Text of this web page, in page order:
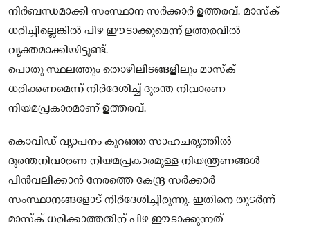
നിര്‍ബന്ധമാക്കി സംസ്ഥാന സര്‍ക്കാര്‍ ഉത്തരവ്. മാസ്‌ക്
ധരിച്ചില്ലെങ്കില്‍ പിഴ ഈടാക്കുമെന്ന് ഉത്തരവില്‍
വ്യക്തമാക്കിയിട്ടുണ്ട്.
പൊതു സ്ഥലത്തും തൊഴിലിടങ്ങളിലും മാസ്‌ക്
ധരിക്കണമെന്ന് നിര്‍ദേശിച്ച് ദുരന്ത നിവാരണ
നിയമപ്രകാരമാണ് ഉത്തരവ്.
കൊവിഡ് വ്യാപനം കുറഞ്ഞ സാഹചര്യത്തില്‍
ദുരന്തനിവാരണ നിയമപ്രകാരമുള്ള നിയന്ത്രണങ്ങള്‍
പിന്‍വലിക്കാന്‍ നേരത്തെ കേന്ദ്ര സര്‍ക്കാര്‍
സംസ്ഥാനങ്ങളോട് നിര്‍ദേശിച്ചിരുന്നു. ഇതിനെ തുടര്‍ന്ന്
മാസ്‌ക് ധരിക്കാത്തതിന് പിഴ ഈടാക്കുന്നത്